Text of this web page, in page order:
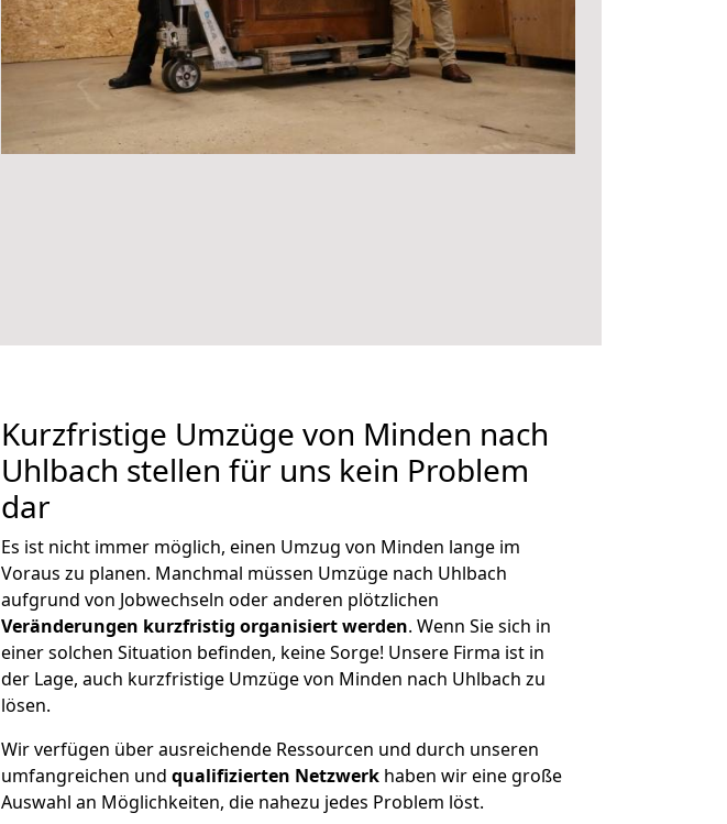
Kurzfristige Umzüge von Minden nach
Uhlbach stellen für uns kein Problem
dar
Es ist nicht immer möglich, einen Umzug von Minden lange im
Voraus zu planen. Manchmal müssen Umzüge nach Uhlbach
aufgrund von Jobwechseln oder anderen plötzlichen
Veränderungen kurzfristig organisiert werden. Wenn Sie sich in
einer solchen Situation befinden, keine Sorge! Unsere Firma ist in
der Lage, auch kurzfristige Umzüge von Minden nach Uhlbach zu
lösen.
Wir verfügen über ausreichende Ressourcen und durch unseren
umfangreichen und qualifizierten Netzwerk haben wir eine große
Auswahl an Möglichkeiten, die nahezu jedes Problem löst.